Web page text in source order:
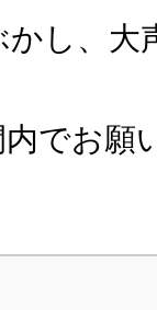
し、大
でお願